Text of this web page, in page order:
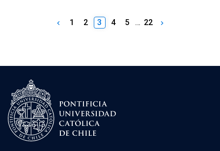
keyboard_arrow_left 1 2 3 4 5 … 22 keyboard_arrow_right